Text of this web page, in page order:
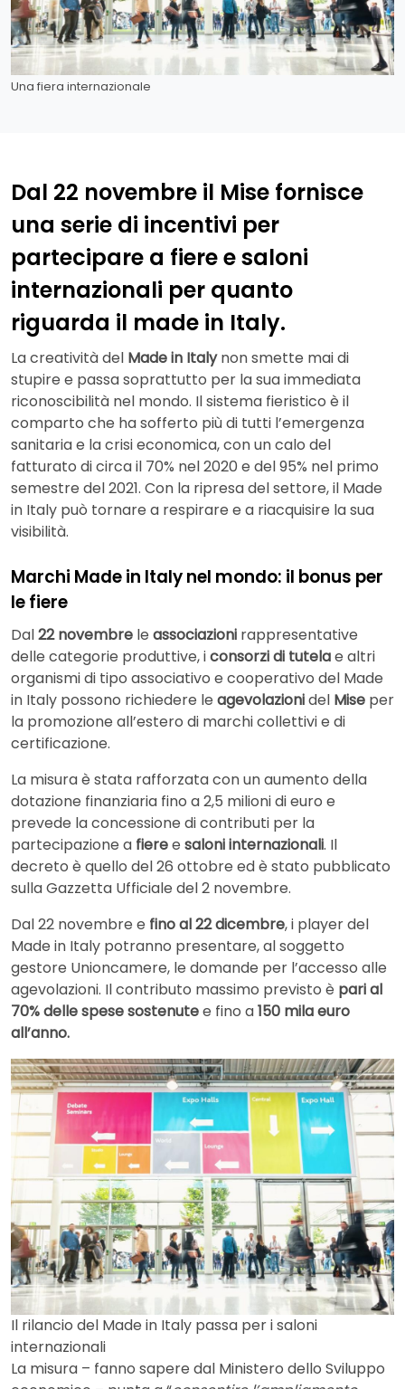
Una fiera internazionale
Dal 22 novembre il Mise fornisce
una serie di incentivi per
partecipare a fiere e saloni
internazionali per quanto
riguarda il made in Italy.
La creatività del Made in Italynon smette mai di
stupire e passa soprattutto per la sua immediata
riconoscibilità nel mondo. Il sistema fieristico è il
comparto che ha sofferto più di tutti l’emergenza
sanitaria e la crisi economica, con un calo del
fatturato di circa il 70% nel 2020 e del 95% nel primo
semestre del 2021. Con la ripresa del settore, il Made
in Italy può tornare a respirare e a riacquisire la sua
visibilità.
Marchi Made in Italy nel mondo: il bonus per
le fiere
Dal22 novembre le associazioni rappresentative
delle categorie produttive, iconsorzi di tutelae altri
organismi di tipo associativo e cooperativo del Made
in Italy possono richiedere le agevolazionidel Mise per
la promozione all’estero di marchi collettivi e di
certificazione.
La misura è stata rafforzata con un aumento della
dotazione finanziaria fino a 2,5 milioni di euro e
prevede la concessione di contributi per la
partecipazione a fieree saloni internazionali. Il
decreto è quello del 26 ottobre ed è stato pubblicato
sulla Gazzetta Ufficiale del 2 novembre.
Dal 22 novembre e fino al 22 dicembre, i player del
Made in Italy potranno presentare, al soggetto
gestore Unioncamere, le domande per l’accesso alle
agevolazioni. Il contributo massimo previsto è pari al
70% delle spese sostenutee fino a150 mila euro
all’anno.
Il rilancio del Made in Italy passa per i saloni
internazionali
La misura – fanno sapere dal Ministero dello Sviluppo